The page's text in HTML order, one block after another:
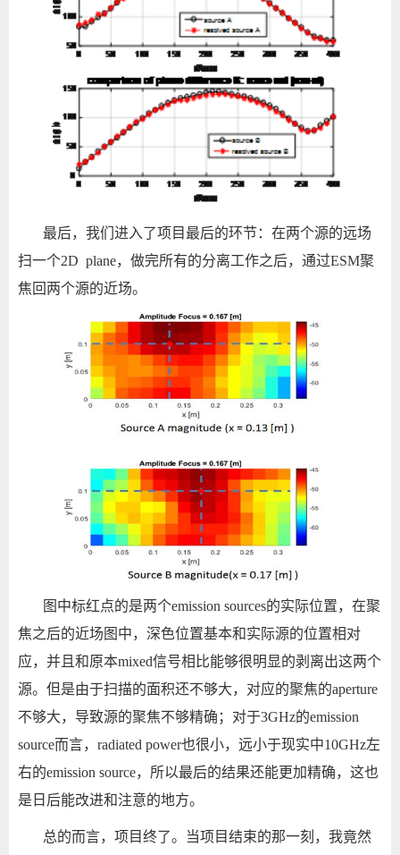
最后，我们进入了项目最后的环节：在两个源的远场
扫一个2D plane，做完所有的分离工作之后，通过ESM聚
焦回两个源的近场。
图中标红点的是两个emission sources的实际位置，在聚
焦之后的近场图中，深色位置基本和实际源的位置相对
应，并且和原本mixed信号相比能够很明显的剥离出这两个
源。但是由于扫描的面积还不够大，对应的聚焦的aperture
不够大，导致源的聚焦不够精确；对于3GHz的emission
source而言， radiated power也很小，远小于现实中10GHz左
右的emission source，所以最后的结果还能更加精确，这也
是日后能改进和注意的地方。
总的而言，项目终了。当项目结束的那一刻，我竟然